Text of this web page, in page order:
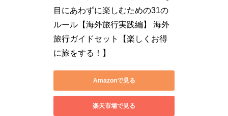
目にあわずに楽しむための31の
ルール【海外旅行実践編】 海外
旅行ガイドセット【楽しくお得
に旅をする！】
Amazonで見る
楽天市場で見る